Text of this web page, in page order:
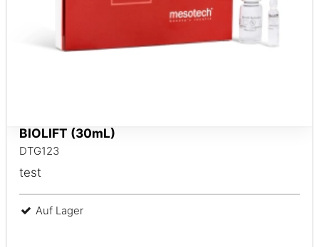
BIOLIFT (30mL)
DTG123
test
Auf Lager